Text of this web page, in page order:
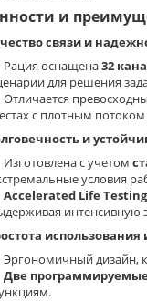
и
связи и
Рация оснащена32
для решения
Отличается
с плотным
и
Изготовлена с учетом
условия
Accelerated Life Testing
интенсивную
использования
Эргономичный дизайн,
Две